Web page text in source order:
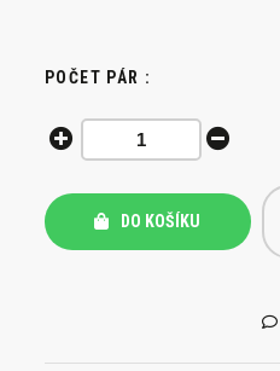
POČET PÁR :
DO KOŠÍKU